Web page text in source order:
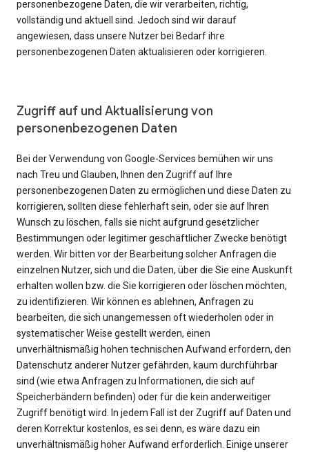
personenbezogene Daten, die wir verarbeiten, richtig,
vollständig und aktuell sind. Jedoch sind wir darauf
angewiesen, dass unsere Nutzer bei Bedarf ihre
personenbezogenen Daten aktualisieren oder korrigieren.
Zugriff auf und Aktualisierung von
personenbezogenen Daten
Bei der Verwendung von Google-Services bemühen wir uns
nach Treu und Glauben, Ihnen den Zugriff auf Ihre
personenbezogenen Daten zu ermöglichen und diese Daten zu
korrigieren, sollten diese fehlerhaft sein, oder sie auf Ihren
Wunsch zu löschen, falls sie nicht aufgrund gesetzlicher
Bestimmungen oder legitimer geschäftlicher Zwecke benötigt
werden. Wir bitten vor der Bearbeitung solcher Anfragen die
einzelnen Nutzer, sich und die Daten, über die Sie eine Auskunft
erhalten wollen bzw. die Sie korrigieren oder löschen möchten,
zu identifizieren. Wir können es ablehnen, Anfragen zu
bearbeiten, die sich unangemessen oft wiederholen oder in
systematischer Weise gestellt werden, einen
unverhältnismäßig hohen technischen Aufwand erfordern, den
Datenschutz anderer Nutzer gefährden, kaum durchführbar
sind (wie etwa Anfragen zu Informationen, die sich auf
Speicherbändern befinden) oder für die kein anderweitiger
Zugriff benötigt wird. In jedem Fall ist der Zugriff auf Daten und
deren Korrektur kostenlos, es sei denn, es wäre dazu ein
unverhältnismäßig hoher Aufwand erforderlich. Einige unserer